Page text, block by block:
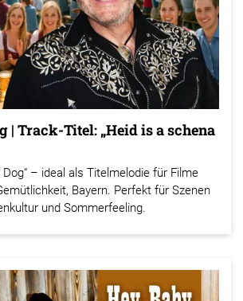
| Track-Titel: „Heid is a schena
Dog“ – ideal als Titelmelodie für Filme
Bayern. Perfekt für Szenen
und Sommerfeeling.